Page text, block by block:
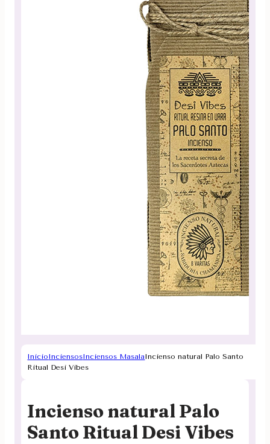
InicioInciensosInciensos MasalaIncienso natural Palo Santo
Ritual Desi Vibes
Incienso natural Palo
Santo Ritual Desi Vibes